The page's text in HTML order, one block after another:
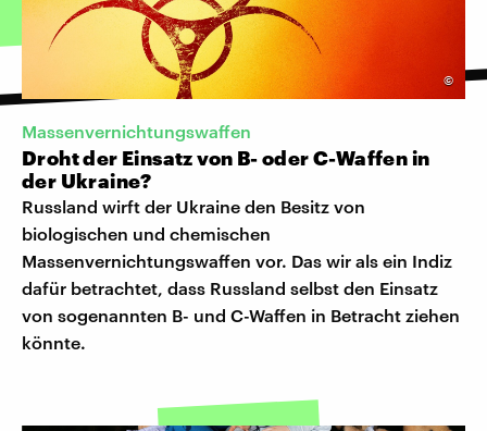
©
Massenvernichtungswaffen
Droht der Einsatz von B- oder C-Waffen in
der Ukraine?
Russland wirft der Ukraine den Besitz von
biologischen und chemischen
Massenvernichtungswaffen vor. Das wir als ein Indiz
dafür betrachtet, dass Russland selbst den Einsatz
von sogenannten B- und C-Waffen in Betracht ziehen
könnte.